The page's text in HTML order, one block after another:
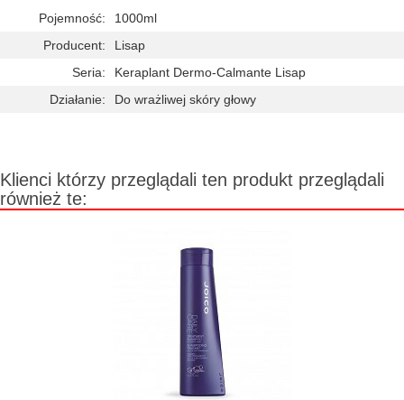
Pojemność:
1000ml
Producent:
Lisap
Seria:
Keraplant Dermo-Calmante Lisap
Działanie:
Do wrażliwej skóry głowy
Klienci którzy przeglądali ten produkt przeglądali
również te: